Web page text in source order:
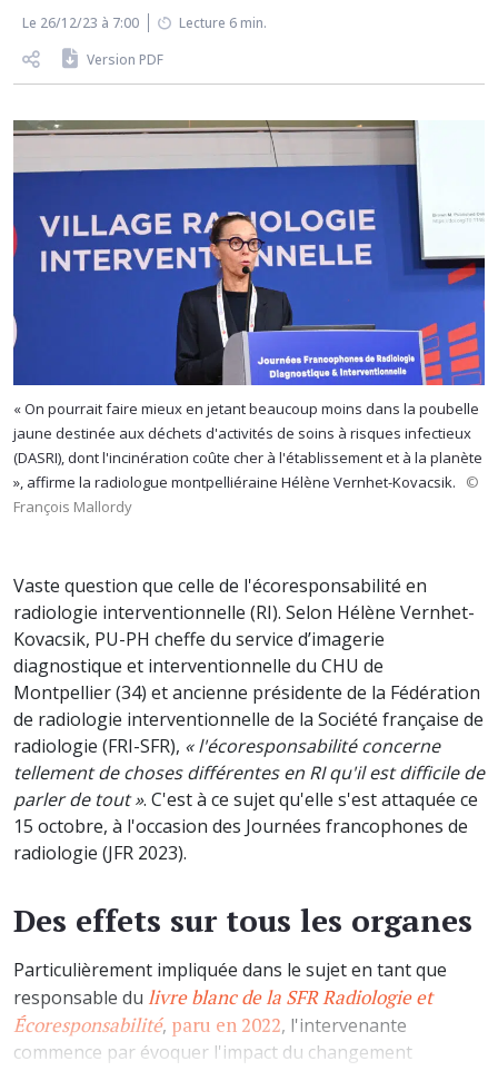
Le 26/12/23 à 7:00
Lecture 6 min.
Version PDF
« On pourrait faire mieux en jetant beaucoup moins dans la poubelle
jaune destinée aux déchets d'activités de soins à risques infectieux
(DASRI), dont l'incinération coûte cher à l'établissement et à la planète
», affirme la radiologue montpelliéraine Hélène Vernhet-Kovacsik.
©
François Mallordy
Vaste question que celle de l'écoresponsabilité en
radiologie interventionnelle (RI). Selon Hélène Vernhet-
Kovacsik, PU-PH cheffe du service d’imagerie
diagnostique et interventionnelle du CHU de
Montpellier (34) et ancienne présidente de la Fédération
de radiologie interventionnelle de la Société française de
radiologie (FRI-SFR), « l'écoresponsabilité concerne
tellement de choses différentes en RI qu'il est difficile de
parler de tout ». C'est à ce sujet qu'elle s'est attaquée ce
15 octobre, à l'occasion des Journées francophones de
radiologie (JFR 2023).
Des effets sur tous les organes
Particulièrement impliquée dans le sujet en tant que
responsable du livre blanc de la SFR Radiologie et
Écoresponsabilité, paru en 2022, l'intervenante
commence par évoquer l'impact du changement